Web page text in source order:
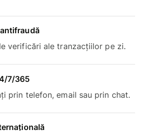
verificări ale tranzacțiilor pe zi.
7/365
prin telefon, email sau prin chat.